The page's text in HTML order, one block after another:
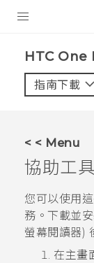
VIVE
應用程式
支援服務
HTC One
指南下載
< < Menu
協助工
您可以使用
務。下載並
螢幕閱讀器)
在主畫